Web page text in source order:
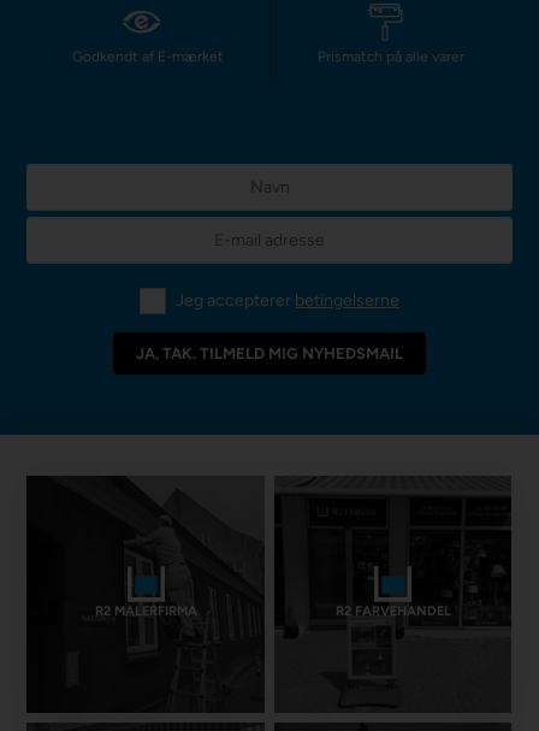
Godkendt af E-mærket Prismatch på alle varer
Jeg accepterer betingelserne
R2 MALERFIRMA R2 FARVEHANDEL